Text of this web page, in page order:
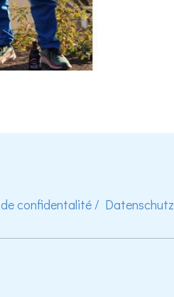
confidentalité / Datenschutz